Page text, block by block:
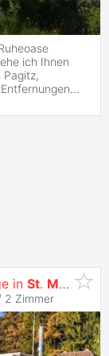
ich Ihnen
Pagitz,
...
in St. Martin -
2 Zimmer